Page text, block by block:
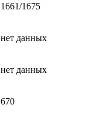
1661/1675
нет данных
нет данных
670